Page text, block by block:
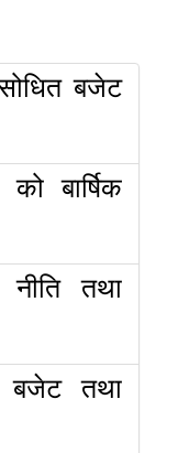
बजेट
बार्षिक
तथा
तथा